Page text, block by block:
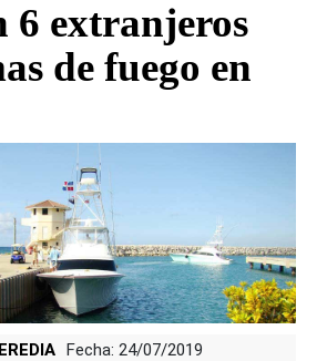
6 extranjeros
de fuego en
Fecha: 24/07/2019